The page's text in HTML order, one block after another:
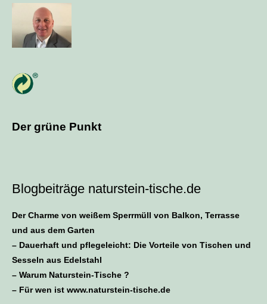
Der grüne Punkt
Blogbeiträge naturstein-tische.de
Der Charme von weißem Sperrmüll von Balkon, Terrasse
und aus dem Garten
– Dauerhaft und pflegeleicht: Die Vorteile von Tischen und
Sesseln aus Edelstahl
– Warum Naturstein-Tische ?
– Für wen ist www.naturstein-tische.de